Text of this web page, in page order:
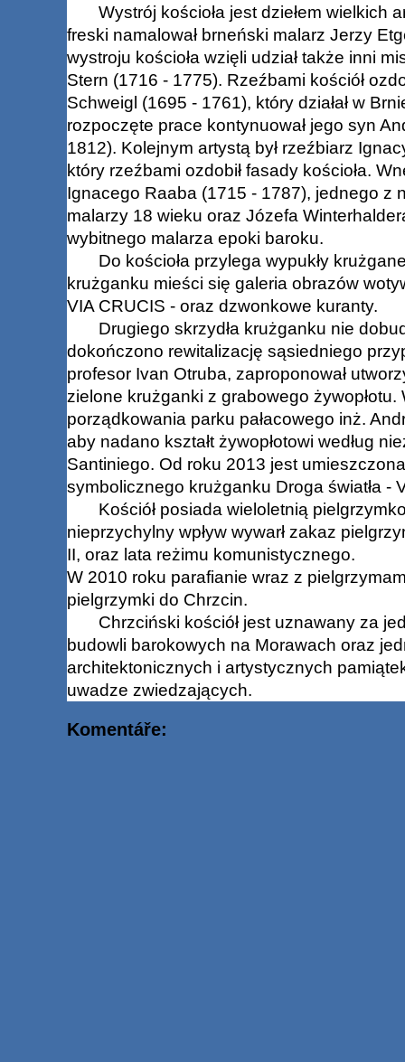
Wystrój kościoła jest dziełem wielkich
freski namalował brneński malarz Jerzy
wystroju kościoła wzięli udział także inni
Stern (1716 - 1775). Rzeźbami kościół
Schweigl (1695 - 1761), który działał w
rozpoczęte prace kontynuował jego syn
1812). Kolejnym artystą był rzeźbiarz
który rzeźbami ozdobił fasady kościoła.
Ignacego Raaba (1715 - 1787), jednego z
malarzy 18 wieku oraz Józefa
wybitnego malarza epoki baroku.
Do kościoła przylega wypukły
krużganku mieści się galeria obrazów
VIA CRUCIS - oraz dzwonkowe kuranty.
Drugiego skrzydła krużganku nie
dokończono rewitalizację sąsiedniego
profesor Ivan Otruba, zaproponował
zielone krużganki z grabowego żywopłotu.
porządkowania parku pałacowego inż.
aby nadano kształt żywopłotowi według
Santiniego. Od roku 2013 jest
symbolicznego krużganku Droga światła -
Kościół posiada wieloletnią
nieprzychylny wpływ wywarł zakaz
II, oraz lata reżimu komunistycznego.
W 2010 roku parafianie wraz z
pielgrzymki do Chrzcin.
Chrzciński kościół jest uznawany za
budowli barokowych na Morawach oraz
architektonicznych i artystycznych
uwadze zwiedzających.
Komentáře: